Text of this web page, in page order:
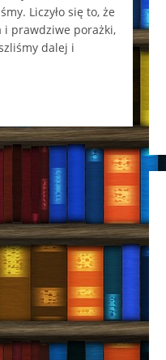
Liczyło się to, że
i prawdziwe porażki,
dalej i